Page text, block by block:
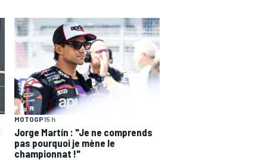
MOTOGP15 h
Jorge Martín : "Je ne comprends
pas pourquoi je mène le
championnat !"